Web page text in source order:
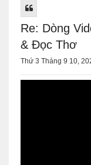
Re: Dòng
& Đọc Thơ
Thứ 3 Tháng 9 10,